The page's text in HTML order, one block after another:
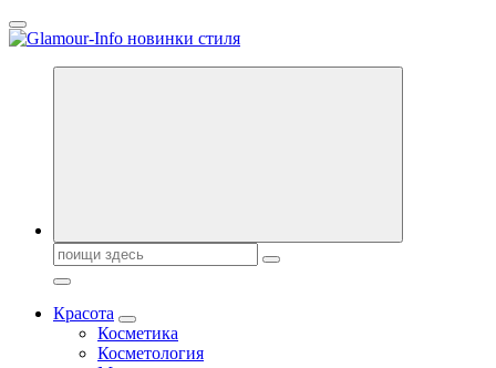
Перейти
к
Секреты молодости, красоты и долголетия. Гламурный журнал
Поиск:
Красота
Косметика
Косметология